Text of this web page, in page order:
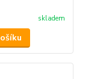
skladem